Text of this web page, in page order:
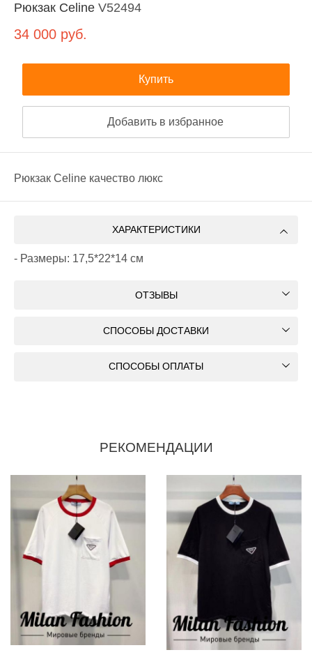
Рюкзак Celine V52494
34 000 руб.
Купить
Добавить в избранное
Рюкзак Celine качество люкс
ХАРАКТЕРИСТИКИ
- Размеры: 17,5*22*14 см
ОТЗЫВЫ
СПОСОБЫ ДОСТАВКИ
СПОСОБЫ ОПЛАТЫ
РЕКОМЕНДАЦИИ